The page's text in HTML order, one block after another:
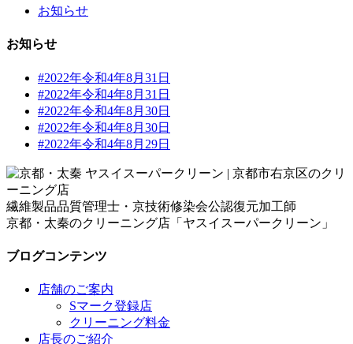
お知らせ
お知らせ
#2022年令和4年8月31日
#2022年令和4年8月31日
#2022年令和4年8月30日
#2022年令和4年8月30日
#2022年令和4年8月29日
繊維製品品質管理士・京技術修染会公認復元加工師
京都・太秦のクリーニング店「ヤスイスーパークリーン」
ブログコンテンツ
店舗のご案内
Sマーク登録店
クリーニング料金
店長のご紹介